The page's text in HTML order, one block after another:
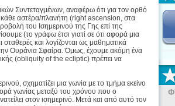
Συντεταγμένων, αναφέρω ότι για τον ορθό
αστέρα/πλανήτη (right ascension, στα
του Ισημερινού της Γης επί της
(το γράφω έτσι γιατί σε ότι αφορά μια
και λογίζονται ως μαθηματικά
Ουράνια Σφαίρα. Όμως, έχουμε ακόμη ένα
(obliquity of the ecliptic) πρέπει να
σχηματίζει μια γωνία με το τμήμα εκείνο
γωνίας μεταξύ του χρόνου που ο
στον ισημερινό. Μετά και από αυτό τον